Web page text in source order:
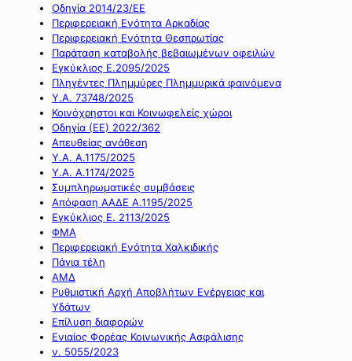
Οδηγία 2014/23/ΕΕ
Περιφερειακή Ενότητα Αρκαδίας
Περιφερειακή Ενότητα Θεσπρωτίας
Παράταση καταβολής βεβαιωμένων οφειλών
Εγκύκλιος Ε.2095/2025
Πληγέντες Πλημμύρες Πλημμυρικά φαινόμενα
Υ.Α. 73748/2025
Κοινόχρηστοι και Κοινωφελείς χώροι
Οδηγία (ΕΕ) 2022/362
Απευθείας ανάθεση
Υ.Α. Α.1175/2025
Υ.Α. Α.1174/2025
Συμπληρωματικές συμβάσεις
Απόφαση ΑΑΔΕ Α.1195/2025
Εγκύκλιος Ε. 2113/2025
ΦΜΑ
Περιφερειακή Ενότητα Χαλκιδικής
Πάγια τέλη
ΑΜΔ
Ρυθμιστική Αρχή Αποβλήτων Ενέργειας και
Υδάτων
Επίλυση διαφορών
Ενιαίος Φορέας Κοινωνικής Ασφάλισης
ν. 5055/2023